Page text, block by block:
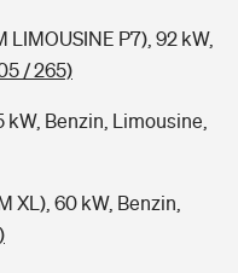
LIMOUSINE P7), 92 kW,
/ 265)
kW, Benzin, Limousine,
XL), 60 kW, Benzin,